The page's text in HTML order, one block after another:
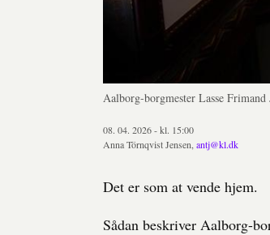
Aalborg-borgmester Lasse
08. 04. 2026 - kl. 15:00
Anna Törnqvist Jensen, antj@kl.dk
Det er som at vende hjem.
Sådan beskriver Aalborg-